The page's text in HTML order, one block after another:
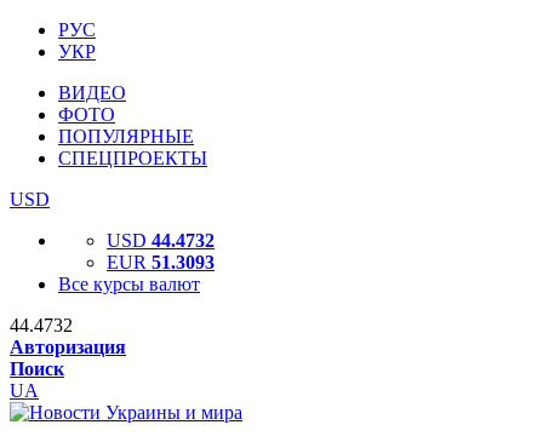
РУС
УКР
ВИДЕО
ФОТО
ПОПУЛЯРНЫЕ
СПЕЦПРОЕКТЫ
USD
USD 44.4732
EUR 51.3093
Все курсы валют
44.4732
Авторизация
Поиск
UA